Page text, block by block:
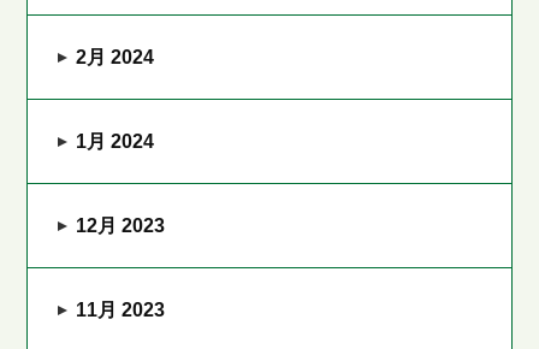
2月 2024
1月 2024
12月 2023
11月 2023